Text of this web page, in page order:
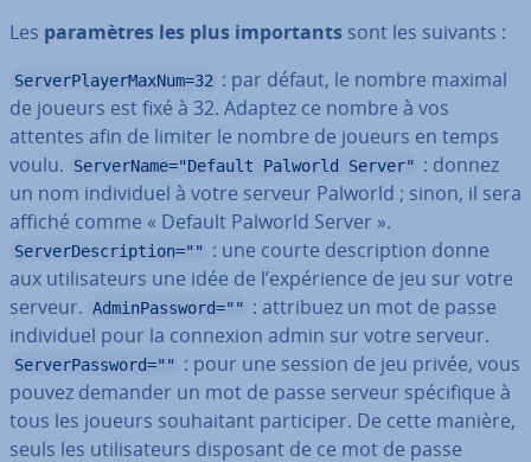
Les pa­ra­mètres les plus im­por­tants sont les suivants :
ServerPlayerMaxNum=32 : par défaut, le nombre maximal
de joueurs est fixé à 32. Adaptez ce nombre à vos
attentes afin de limiter le nombre de joueurs en temps
voulu.
ServerName="Default Palworld Server"
: donnez
un nom in­di­vi­duel à votre serveur Palworld ; sinon, il sera
affiché comme « Default Palworld Server ».
ServerDescription=""
: une courte des­crip­tion donne
aux uti­li­sa­teurs une idée de l’ex­pé­rience de jeu sur votre
serveur. AdminPassword=""
: attribuez un mot de passe
in­di­vi­duel pour la connexion admin sur votre serveur.
ServerPassword=""
: pour une session de jeu privée, vous
pouvez demander un mot de passe serveur spé­ci­fique à
tous les joueurs sou­hai­tant par­ti­ci­per. De cette manière,
seuls les uti­li­sa­teurs disposant de ce mot de passe